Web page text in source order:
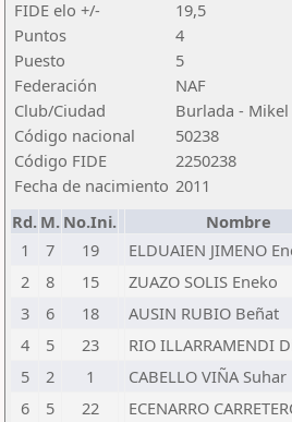
FIDE elo +/-
19,5
Puntos
4
Puesto
5
Federación
NAF
Club/Ciudad
Burlada - Mikel
Código nacional
50238
Código FIDE
2250238
Fecha de nacimiento 2011
Rd. M. No.Ini. Nombre
1
7 19 ELDUAIEN JIMENO
2
8 15 ZUAZO SOLIS Eneko
3
6 18 AUSIN RUBIO Beñat
4
5 23 RIO ILLARRAMENDI
5
2 1 CABELLO VIÑA Suhar
6
5 22 ECENARRO